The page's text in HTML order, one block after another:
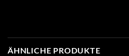
ÄHNLICHE PRODUKTE